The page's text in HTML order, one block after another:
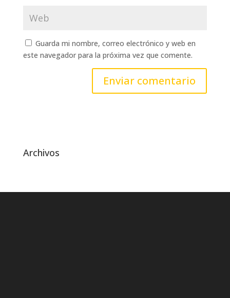
Guarda mi nombre, correo electrónico y web en
este navegador para la próxima vez que comente.
Archivos